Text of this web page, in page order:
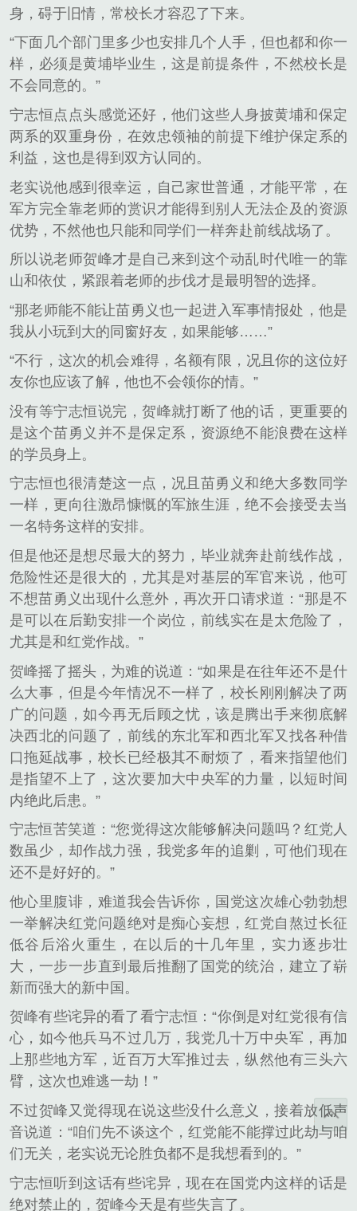
身，碍于旧情，常校长才容忍了下来。
“下面几个部门里多少也安排几个人手，但也都和你一
样，必须是黄埔毕业生，这是前提条件，不然校长是
不会同意的。”
宁志恒点点头感觉还好，他们这些人身披黄埔和保定
两系的双重身份，在效忠领袖的前提下维护保定系的
利益，这也是得到双方认同的。
老实说他感到很幸运，自己家世普通，才能平常，在
军方完全靠老师的赏识才能得到别人无法企及的资源
优势，不然他也只能和同学们一样奔赴前线战场了。
所以说老师贺峰才是自己来到这个动乱时代唯一的靠
山和依仗，紧跟着老师的步伐才是最明智的选择。
“那老师能不能让苗勇义也一起进入军事情报处，他是
我从小玩到大的同窗好友，如果能够……”
“不行，这次的机会难得，名额有限，况且你的这位好
友你也应该了解，他也不会领你的情。”
没有等宁志恒说完，贺峰就打断了他的话，更重要的
是这个苗勇义并不是保定系，资源绝不能浪费在这样
的学员身上。
宁志恒也很清楚这一点，况且苗勇义和绝大多数同学
一样，更向往激昂慷慨的军旅生涯，绝不会接受去当
一名特务这样的安排。
但是他还是想尽最大的努力，毕业就奔赴前线作战，
危险性还是很大的，尤其是对基层的军官来说，他可
不想苗勇义出现什么意外，再次开口请求道：“那是不
是可以在后勤安排一个岗位，前线实在是太危险了，
尤其是和红党作战。”
贺峰摇了摇头，为难的说道：“如果是在往年还不是什
么大事，但是今年情况不一样了，校长刚刚解决了两
广的问题，如今再无后顾之忧，该是腾出手来彻底解
决西北的问题了，前线的东北军和西北军又找各种借
口拖延战事，校长已经极其不耐烦了，看来指望他们
是指望不上了，这次要加大中央军的力量，以短时间
内绝此后患。”
宁志恒苦笑道：“您觉得这次能够解决问题吗？红党人
数虽少，却作战力强，我党多年的追剿，可他们现在
还不是好好的。”
他心里腹诽，难道我会告诉你，国党这次雄心勃勃想
一举解决红党问题绝对是痴心妄想，红党自熬过长征
低谷后浴火重生，在以后的十几年里，实力逐步壮
大，一步一步直到最后推翻了国党的统治，建立了崭
新而强大的新中国。
贺峰有些诧异的看了看宁志恒：“你倒是对红党很有信
心，如今他兵马不过几万，我党几十万中央军，再加
上那些地方军，近百万大军推过去，纵然他有三头六
臂，这次也难逃一劫！”
不过贺峰又觉得现在说这些没什么意义，接着放低声
音说道：“咱们先不谈这个，红党能不能撑过此劫与咱
们无关，老实说无论胜负都不是我想看到的。”
宁志恒听到这话有些诧异，现在在国党内这样的话是
绝对禁止的，贺峰今天是有些失言了。